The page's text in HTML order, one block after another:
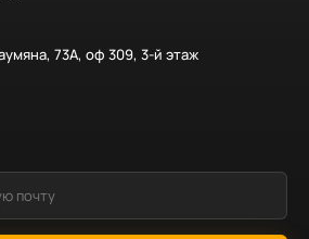
73А, оф 309, 3-й этаж